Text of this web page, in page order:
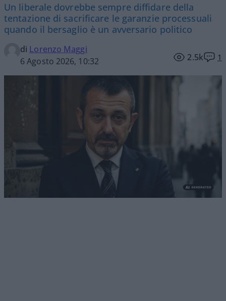
Un liberale dovrebbe sempre diffidare della
tentazione di sacrificare le garanzie processuali
quando il bersaglio è un avversario politico
di Lorenzo Maggi
6 Agosto 2026, 10:32
2.5k 1